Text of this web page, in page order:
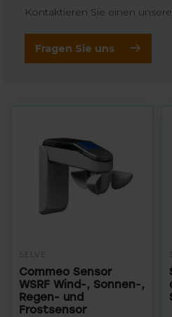
Kontaktieren Sie einen
Fragen Sie uns
SELVE
Commeo Sensor
WSRF Wind-, Sonnen-,
Regen- und
Frostsensor